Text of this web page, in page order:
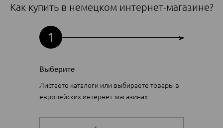
Как купить в немецком интернет-магазине?
1
Выберите
Листаете каталоги или выбираете товары в
европейских интернет-магазинах